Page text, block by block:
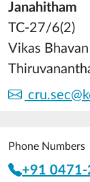
Janahitham
TC-27/6(2)
Vikas Bhavan
Phone Numbers
+91 0471-